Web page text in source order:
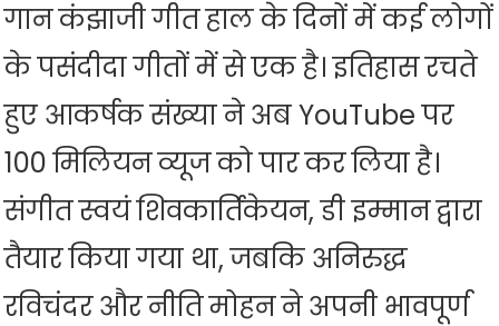
गान कंझाजी गीत हाल के दिनों में कई लोगों
के पसंदीदा गीतों में से एक है। इतिहास रचते
हुए आकर्षक संख्या ने अब YouTube पर
100 मिलियन व्यूज को पार कर लिया है।
संगीत स्वयं शिवकार्तिकेयन, डी इम्मान द्वारा
तैयार किया गया था, जबकि अनिरुद्ध
रविचंदर और नीति मोहन ने अपनी भावपूर्ण